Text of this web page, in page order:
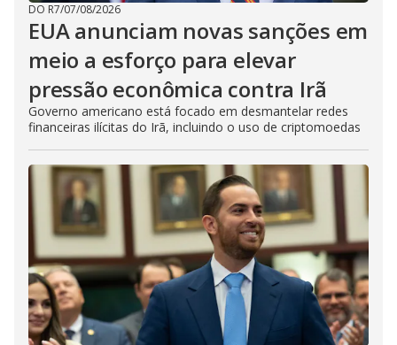
DO R7/07/08/2026
EUA anunciam novas sanções em
meio a esforço para elevar
pressão econômica contra Irã
Governo americano está focado em desmantelar redes
financeiras ilícitas do Irã, incluindo o uso de criptomoedas